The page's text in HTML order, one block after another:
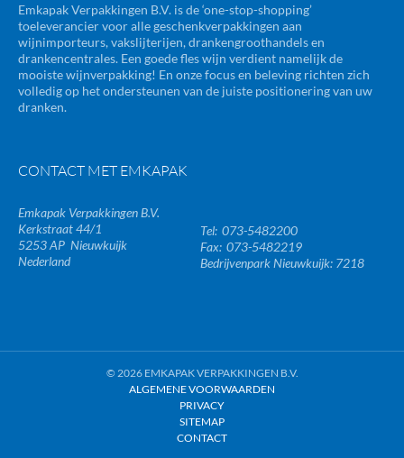
Emkapak Verpakkingen B.V. is de ‘one-stop-shopping’
toeleverancier voor alle geschenkverpakkingen aan
wijnimporteurs, vakslijterijen, drankengroothandels en
drankencentrales. Een goede fles wijn verdient namelijk de
mooiste wijnverpakking! En onze focus en beleving richten zich
volledig op het ondersteunen van de juiste positionering van uw
dranken.
CONTACT MET EMKAPAK
Emkapak Verpakkingen B.V.
Kerkstraat 44/1
5253 AP Nieuwkuijk
Nederland
073-5482200
073-5482219
Bedrijvenpark Nieuwkuijk: 7218
© 2026 EMKAPAK VERPAKKINGEN B.V.
ALGEMENE VOORWAARDEN
PRIVACY
SITEMAP
CONTACT